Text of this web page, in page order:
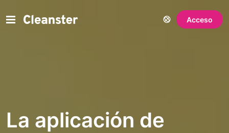
Acceso
La aplicación de